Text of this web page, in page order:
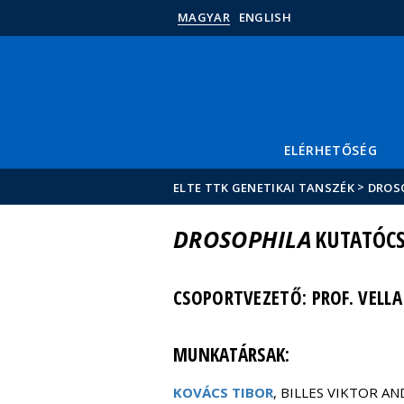
MAGYAR ENGLISH
ELÉRHETŐSÉG
ELTE TTK GENETIKAI TANSZÉK >
DROSOPHILA
CSOPORTVEZETŐ: PROF.
MUNKATÁRSAK:
KOVÁCS TIBOR, BILLES VIKTOR